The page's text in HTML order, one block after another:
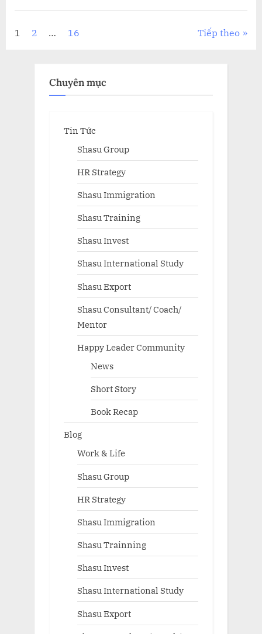
LÃNH
QUYẾT
Phân
1 2 … 16 Tiếp theo
Chuyên mục
Tin Tức
Shasu Group
HR Strategy
Shasu Immigration
Shasu Training
Shasu Invest
Shasu International Study
Shasu Export
Shasu Consultant/ Coach/
Mentor
Happy Leader Community
News
Short Story
Book Recap
Blog
Work & Life
Shasu Group
HR Strategy
Shasu Immigration
Shasu Trainning
Shasu Invest
Shasu International Study
Shasu Export